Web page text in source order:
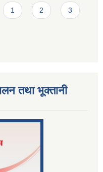
1 2
3
तथा भूक्तानी